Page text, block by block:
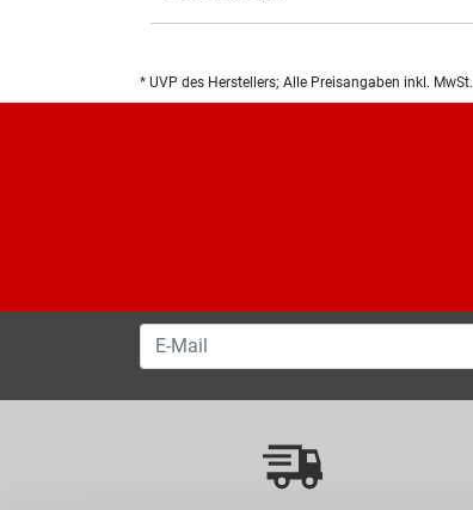
* UVP des Herstellers; Alle Preisangaben inkl. MwSt.